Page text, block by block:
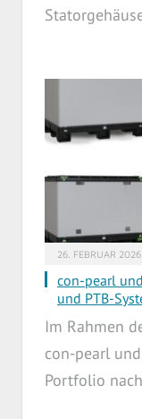
26. FEBRUAR 2026
con-pearl
und PTB-
Im Rahmen
con-pearl
Portfolio